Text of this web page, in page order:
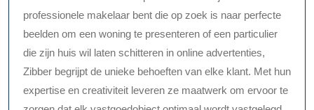
professionele makelaar bent die op zoek is naar perfecte
beelden om een woning te presenteren of een particulier
die zijn huis wil laten schitteren in online advertenties,
Zibber begrijpt de unieke behoeften van elke klant. Met hun
expertise en creativiteit leveren ze maatwerk om ervoor te